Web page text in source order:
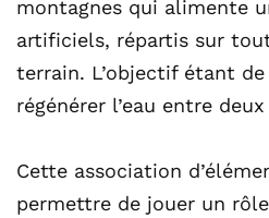
montagnes qui alimente
artificiels, répartis sur
terrain. L’objectif étant
régénérer l’eau entre
Cette association
permettre de jouer un